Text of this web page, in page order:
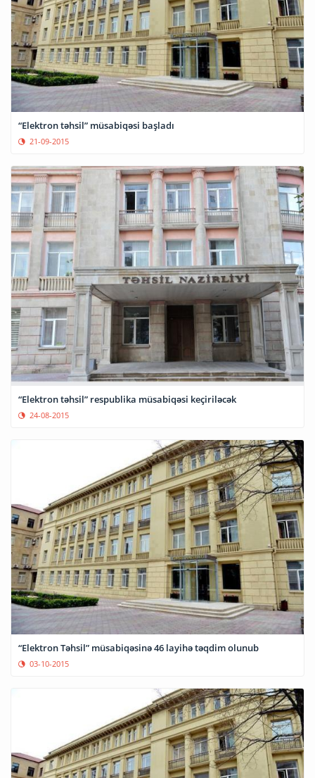
“Elektron təhsil” müsabiqəsi başladı
21-09-2015
“Elektron təhsil” respublika müsabiqəsi keçiriləcək
24-08-2015
“Elektron Təhsil” müsabiqəsinə 46 layihə təqdim olunub
03-10-2015